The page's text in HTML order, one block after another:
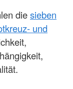
diesieben
und